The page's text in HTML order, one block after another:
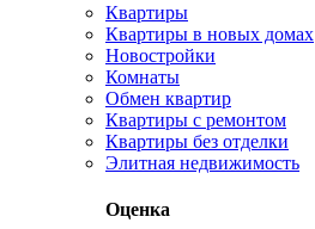
Квартиры
Квартиры в новых домах
Новостройки
Комнаты
Обмен квартир
Квартиры с ремонтом
Квартиры без отделки
Элитная недвижимость
Оценка